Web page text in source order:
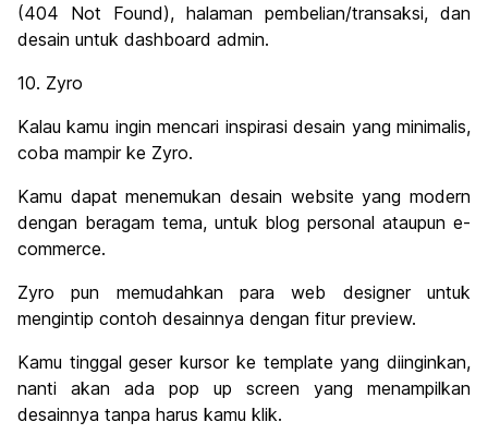
(404 Not Found), halaman pembelian/transaksi, dan
desain untuk dashboard admin.
10. Zyro
Kalau kamu ingin mencari inspirasi desain yang minimalis,
coba mampir ke Zyro.
Kamu dapat menemukan desain website yang modern
dengan beragam tema, untuk blog personal ataupun e-
commerce.
Zyro pun memudahkan para web designer untuk
mengintip contoh desainnya dengan fitur preview.
Kamu tinggal geser kursor ke template yang diinginkan,
nanti akan ada pop up screen yang menampilkan
desainnya tanpa harus kamu klik.